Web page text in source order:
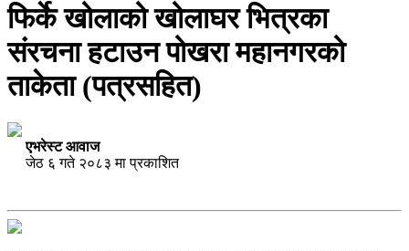
फिर्के खोलाको खोलाघर भित्रका
संरचना हटाउन पोखरा महानगरको
ताकेता (पत्रसहित)
एभरेस्ट आवाज
जेठ ६ गते २०८३ मा प्रकाशित